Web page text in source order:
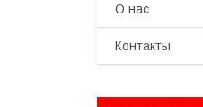
О нас
Контакты